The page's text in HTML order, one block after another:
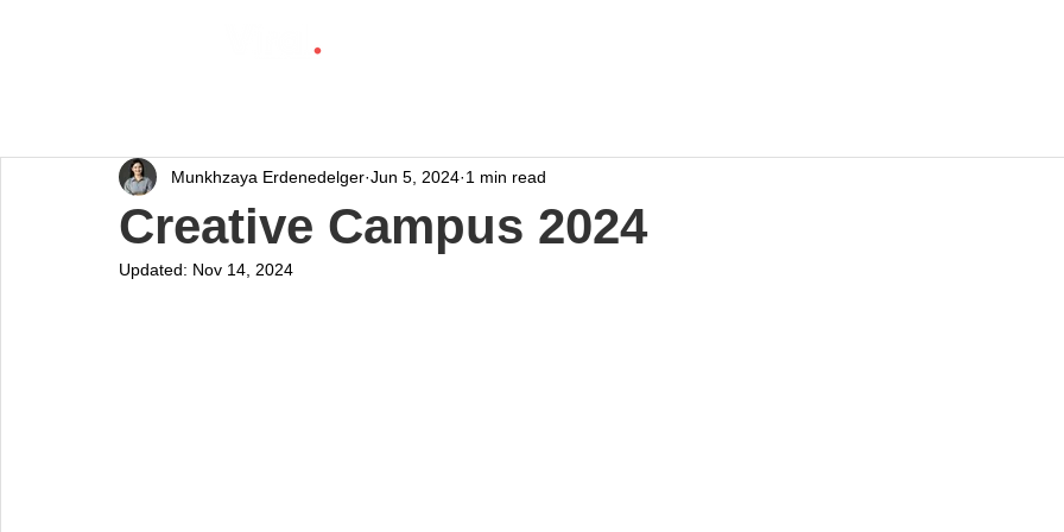
Creative Campus 2024
Munkhzaya Erdenedelger Jun 5, 2024 1 min read
Updated: Nov 14, 2024